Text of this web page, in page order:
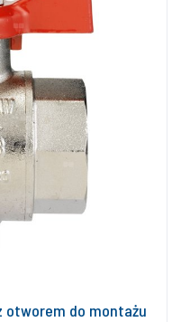
otworem do montażu